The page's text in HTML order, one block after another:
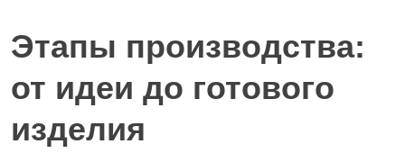
Этапы производства:
от идеи до готового
изделия